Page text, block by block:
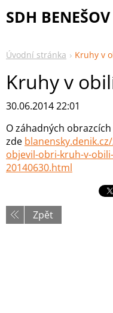
SDH BENEŠOV
Úvodní stránka Kruhy v
Kruhy v
30.06.2014 22:01
O záhadných
zde
objevil-obri-kruh-v-
20140630.html
Zpět